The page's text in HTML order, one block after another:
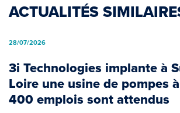
ACTUALITÉS
28/07/2026
3i Technologies implante à
Loire une usine de pompes
400 emplois sont attendus